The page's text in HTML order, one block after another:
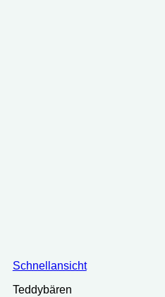
Schnellansicht
Teddybären